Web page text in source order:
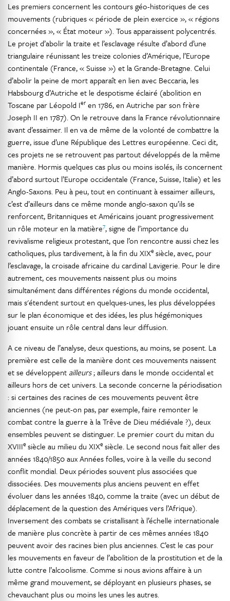
Les premiers concernent les contours géo-historiques de ces
mouvements (rubriques « période de plein exercice », « régions
concernées », « État moteur »). Tous apparaissent polycentrés.
Le projet d’abolir la traite et l’esclavage résulte d’abord d’une
triangulaire réunissant les treize colonies d’Amérique, l’Europe
continentale (France, « Suisse ») et la Grande-Bretagne. Celui
d’abolir la peine de mort apparaît en lien avec Beccaria, les
Habsbourg d’Autriche et le despotisme éclairé (abolition en
Toscane par Léopold Ier en 1786, en Autriche par son frère
Joseph II en 1787). On le retrouve dans la France révolutionnaire
avant d’essaimer. Il en va de même de la volonté de combattre la
guerre, issue d’une République des Lettres européenne. Ceci dit,
ces projets ne se retrouvent pas partout développés de la même
manière. Hormis quelques cas plus ou moins isolés, ils concernent
d’abord surtout l’Europe occidentale (France, Suisse, Italie) et les
Anglo-Saxons. Peu à peu, tout en continuant à essaimer ailleurs,
c’est d’ailleurs dans ce même monde anglo-saxon qu’ils se
renforcent, Britanniques et Américains jouant progressivement
un rôle moteur en la matière7, signe de l’importance du
revivalisme religieux protestant, que l’on rencontre aussi chez les
catholiques, plus tardivement, à la fin du XIXe siècle, avec, pour
l’esclavage, la croisade africaine du cardinal Lavigerie. Pour le dire
autrement, ces mouvements naissent plus ou moins
simultanément dans différentes régions du monde occidental,
mais s'étendent surtout en quelques-unes, les plus développées
sur le plan économique et des idées, les plus hégémoniques
jouant ensuite un rôle central dans leur diffusion.
A ce niveau de l’analyse, deux questions, au moins, se posent. La
première est celle de la manière dont ces mouvements naissent
et se développent ailleurs; ailleurs dans le monde occidental et
ailleurs hors de cet univers. La seconde concerne la périodisation
: si certaines des racines de ces mouvements peuvent être
anciennes (ne peut-on pas, par exemple, faire remonter le
combat contre la guerre à la Trêve de Dieu médiévale ?), deux
ensembles peuvent se distinguer. Le premier court du mitan du
XVIIIe siècle au milieu du XIXe siècle. Le second nous fait aller des
années 1840/1850 aux Années folles, voire à la veille du second
conflit mondial. Deux périodes souvent plus associées que
dissociées. Des mouvements plus anciens peuvent en effet
évoluer dans les années 1840, comme la traite (avec un début de
déplacement de la question des Amériques vers l’Afrique).
Inversement des combats se cristallisant à l’échelle internationale
de manière plus concrète à partir de ces mêmes années 1840
peuvent avoir des racines bien plus anciennes. C’est le cas pour
les mouvements en faveur de l’abolition de la prostitution et de la
lutte contre l’alcoolisme. Comme si nous avions affaire à un
même grand mouvement, se déployant en plusieurs phases, se
chevauchant plus ou moins les unes les autres.